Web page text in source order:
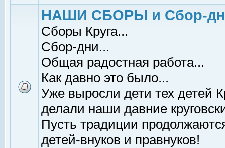
НАШИ СБОРЫ и Сбор-
Сборы Круга...
Сбор-дни...
Общая радостная работа...
Как давно это было...
Уже выросли дети тех детей
делали наши давние
Пусть традиции
детей-внуков и правнуков!